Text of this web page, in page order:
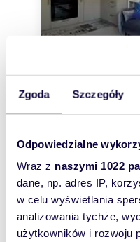
Zgoda Szczegóły
Odpowiedzialne
Wraz z naszymi 1022
dane, np. adres IP,
w celu wyświetlania
analizowania tychże,
użytkowników i rozwoju